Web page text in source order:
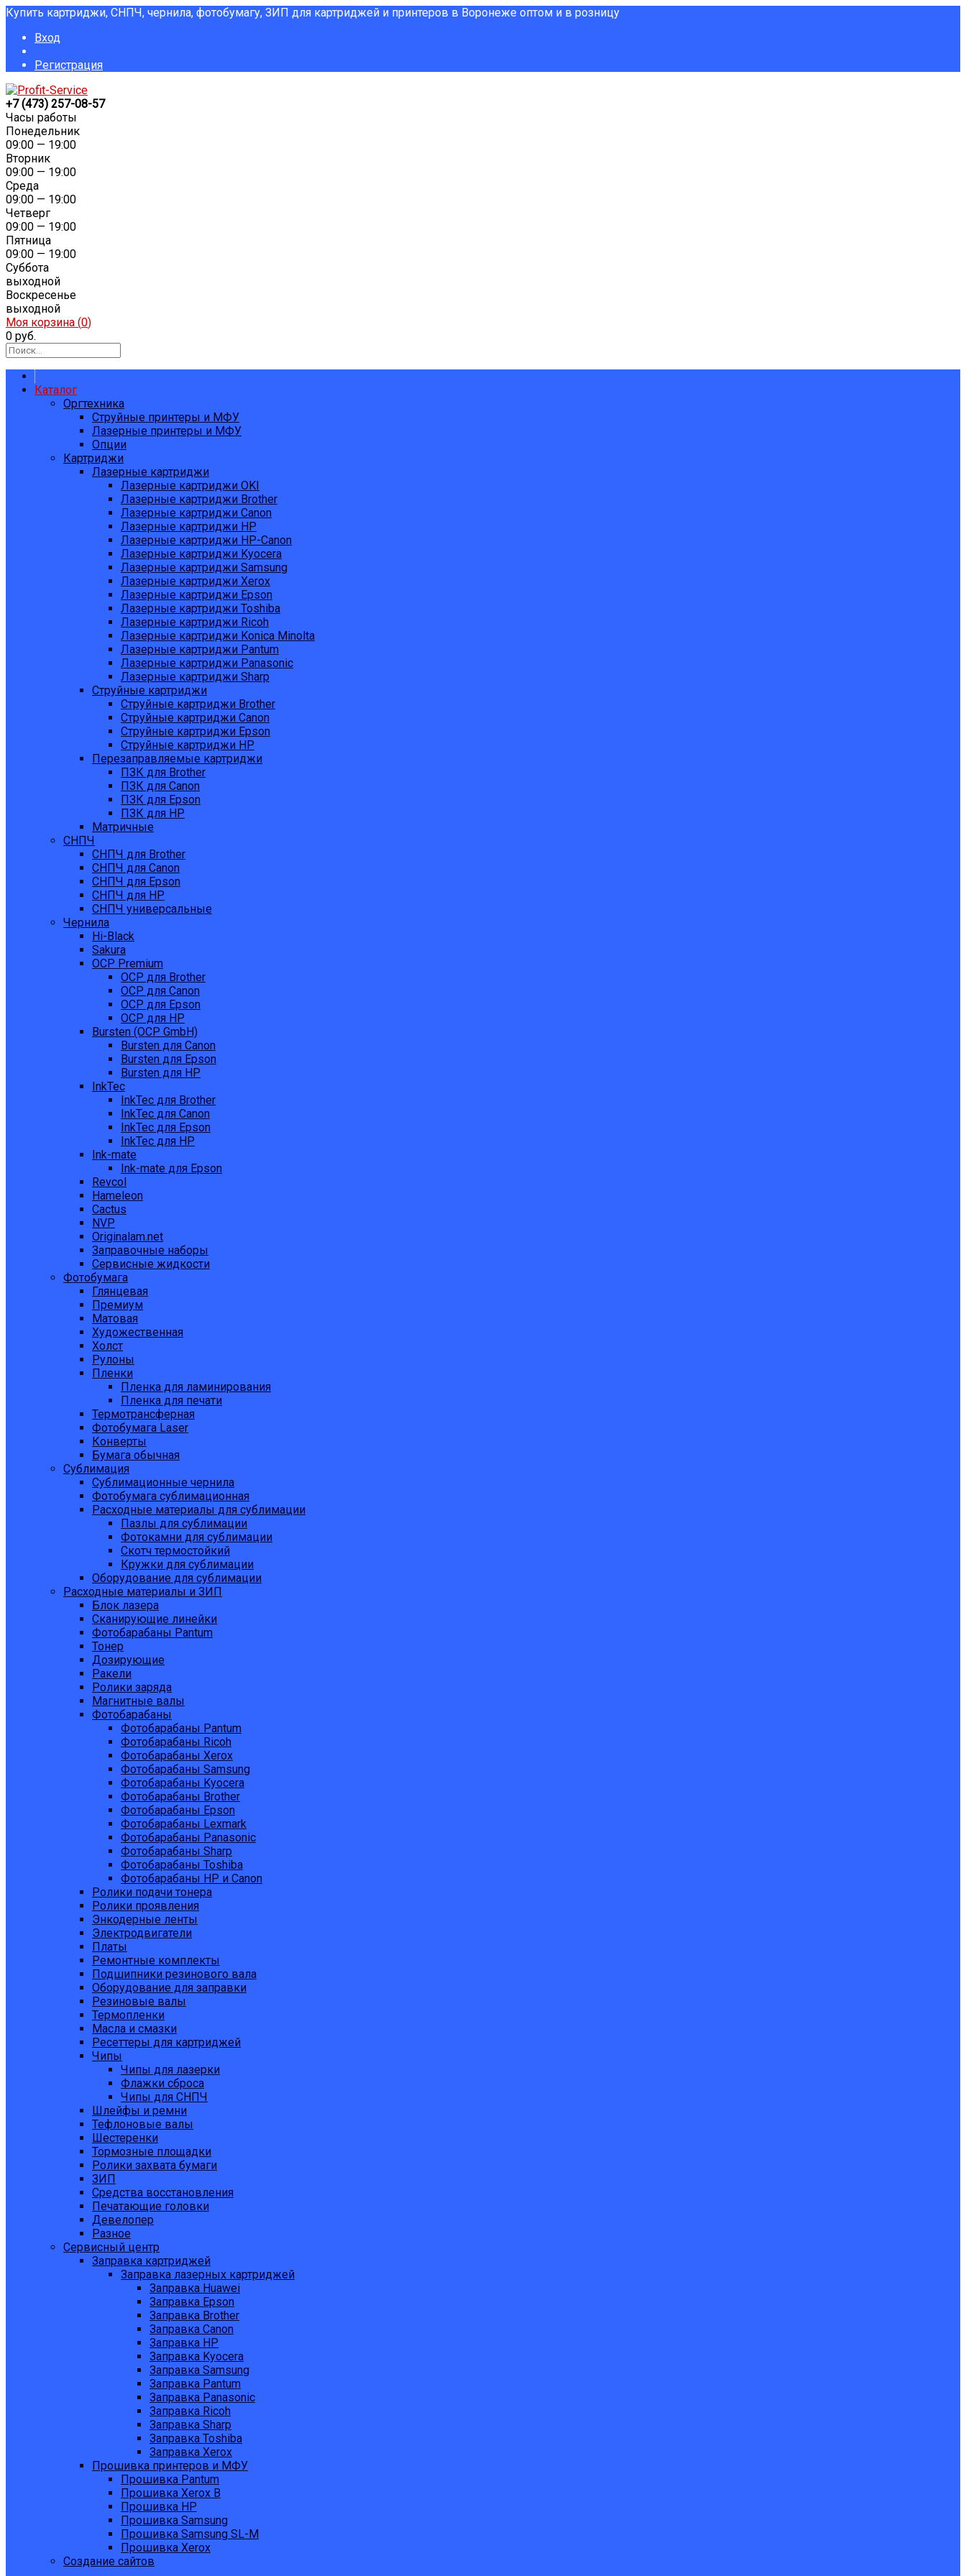
Купить картриджи, СНПЧ, чернила, фотобумагу, ЗИП для картриджей и принтеров в Воронеже оптом и в розницу
Вход
Регистрация
+7 (473) 257-08-57
Часы работы
Понедельник
09:00 — 19:00
Вторник
09:00 — 19:00
Среда
09:00 — 19:00
Четверг
09:00 — 19:00
Пятница
09:00 — 19:00
Суббота
выходной
Воскресенье
выходной
Моя корзина (0)
0 руб.
Каталог
Оргтехника
Струйные принтеры и МФУ
Лазерные принтеры и МФУ
Опции
Картриджи
Лазерные картриджи
Лазерные картриджи OKI
Лазерные картриджи Brother
Лазерные картриджи Canon
Лазерные картриджи HP
Лазерные картриджи HP-Canon
Лазерные картриджи Kyocera
Лазерные картриджи Samsung
Лазерные картриджи Xerox
Лазерные картриджи Epson
Лазерные картриджи Toshiba
Лазерные картриджи Ricoh
Лазерные картриджи Konica Minolta
Лазерные картриджи Pantum
Лазерные картриджи Panasonic
Лазерные картриджи Sharp
Струйные картриджи
Струйные картриджи Brother
Струйные картриджи Canon
Струйные картриджи Epson
Струйные картриджи HP
Перезаправляемые картриджи
ПЗК для Brother
ПЗК для Canon
ПЗК для Epson
ПЗК для HP
Матричные
СНПЧ
СНПЧ для Brother
СНПЧ для Canon
СНПЧ для Epson
СНПЧ для HP
СНПЧ универсальные
Чернила
Hi-Black
Sakura
OCP Premium
OCP для Brother
OCP для Canon
OCP для Epson
OCP для HP
Bursten (OCP GmbH)
Bursten для Canon
Bursten для Epson
Bursten для HP
InkTec
InkTec для Brother
InkTec для Canon
InkTec для Epson
InkTec для HP
Ink-mate
Ink-mate для Epson
Revcol
Hameleon
Cactus
NVP
Originalam.net
Заправочные наборы
Сервисные жидкости
Фотобумага
Глянцевая
Премиум
Матовая
Художественная
Холст
Рулоны
Пленки
Пленка для ламинирования
Пленка для печати
Термотрансферная
Фотобумага Laser
Конверты
Бумага обычная
Сублимация
Сублимационные чернила
Фотобумага сублимационная
Расходные материалы для сублимации
Пазлы для сублимации
Фотокамни для сублимации
Скотч термостойкий
Кружки для сублимации
Оборудование для сублимации
Расходные материалы и ЗИП
Блок лазера
Сканирующие линейки
Фотобарабаны Pantum
Тонер
Дозирующие
Ракели
Ролики заряда
Магнитные валы
Фотобарабаны
Фотобарабаны Pantum
Фотобарабаны Ricoh
Фотобарабаны Xerox
Фотобарабаны Samsung
Фотобарабаны Kyocera
Фотобарабаны Brother
Фотобарабаны Epson
Фотобарабаны Lexmark
Фотобарабаны Panasonic
Фотобарабаны Sharp
Фотобарабаны Toshiba
Фотобарабаны HP и Canon
Ролики подачи тонера
Ролики проявления
Энкодерные ленты
Электродвигатели
Платы
Ремонтные комплекты
Подшипники резинового вала
Оборудование для заправки
Резиновые валы
Термопленки
Масла и смазки
Ресеттеры для картриджей
Чипы
Чипы для лазерки
Флажки сброса
Чипы для СНПЧ
Шлейфы и ремни
Тефлоновые валы
Шестеренки
Тормозные площадки
Ролики захвата бумаги
ЗИП
Средства восстановления
Печатающие головки
Девелопер
Разное
Сервисный центр
Заправка картриджей
Заправка лазерных картриджей
Заправка Huawei
Заправка Epson
Заправка Brother
Заправка Canon
Заправка HP
Заправка Kyocera
Заправка Samsung
Заправка Pantum
Заправка Panasonic
Заправка Ricoh
Заправка Sharp
Заправка Toshiba
Заправка Xerox
Прошивка принтеров и МФУ
Прошивка Pantum
Прошивка Xerox B
Прошивка HP
Прошивка Samsung
Прошивка Samsung SL-M
Прошивка Xerox
Создание сайтов